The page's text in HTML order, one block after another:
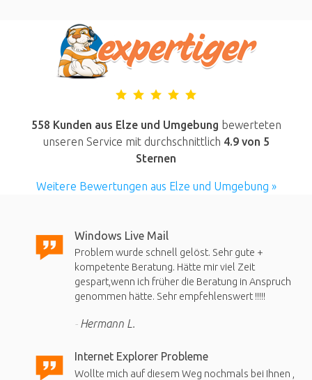
558 Kunden aus Elze und Umgebung bewerteten
unseren Service mit durchschnittlich 4.9von 5
Sternen
Weitere Bewertungen aus Elze und Umgebung »
Windows Live Mail
Problem wurde schnell gelöst. Sehr gute +
kompetente Beratung. Hätte mir viel Zeit
gespart,wenn ich früher die Beratung in Anspruch
genommen hätte. Sehr empfehlenswert !!!!!
Hermann L.
Internet Explorer Probleme
Wollte mich auf diesem Weg nochmals bei Ihnen ,